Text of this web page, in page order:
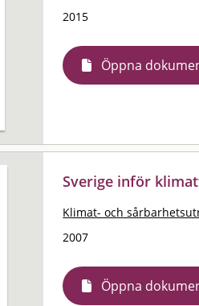
2015
Öppna
Sverige inför
Klimat- och
2007
Öppna